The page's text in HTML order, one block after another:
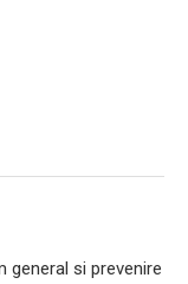
general si prevenire